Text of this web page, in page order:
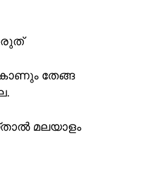
തേങ്ങ
മലയാളം